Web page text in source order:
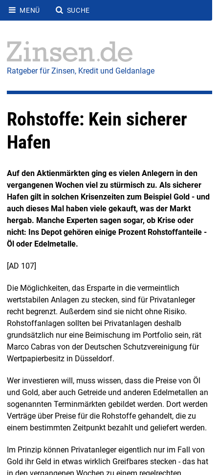
MENÜ SUCHE
Ratgeber für Zinsen, Kredit und Geldanlage
Rohstoffe: Kein sicherer
Hafen
Auf den Aktienmärkten ging es vielen Anlegern in den
vergangenen Wochen viel zu stürmisch zu. Als sicherer
Hafen gilt in solchen Krisenzeiten zum Beispiel Gold - und
auch dieses Mal haben viele gekauft, was der Markt
hergab. Manche Experten sagen sogar, ob Krise oder
nicht: Ins Depot gehören einige Prozent Rohstoffanteile -
Öl oder Edelmetalle.
[AD 107]
Die Möglichkeiten, das Ersparte in die vermeintlich
wertstabilen Anlagen zu stecken, sind für Privatanleger
recht begrenzt. Außerdem sind sie nicht ohne Risiko.
Rohstoffanlagen sollten bei Privatanlagen deshalb
grundsätzlich nur eine Beimischung im Portfolio sein, rät
Marco Cabras von der Deutschen Schutzvereinigung für
Wertpapierbesitz in Düsseldorf.
Wer investieren will, muss wissen, dass die Preise von Öl
und Gold, aber auch Getreide und anderen Edelmetallen an
sogenannten Terminmärkten gebildet werden. Dort werden
Verträge über Preise für die Rohstoffe gehandelt, die zu
einem bestimmten Zeitpunkt bezahlt und geliefert werden.
Im Prinzip können Privatanleger eigentlich nur im Fall von
Gold ihr Geld in etwas wirklich Greifbares stecken - das hat